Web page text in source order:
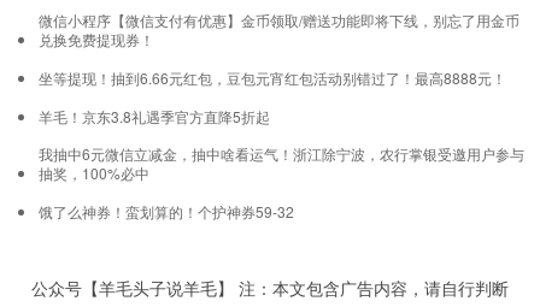
微信小程序【微信支付有优惠】金币领取/赠送功能即将下线，别忘了用金币
兑换免费提现券！
坐等提现！抽到6.66元红包，豆包元宵红包活动别错过了！最高8888元！
羊毛！京东3.8礼遇季官方直降5折起
我抽中6元微信立减金，抽中啥看运气！浙江除宁波，农行掌银受邀用户参与
抽奖，100%必中
饿了么神券！蛮划算的！个护神券59-32
公众号【羊毛头子说羊毛】 注：本文包含广告内容，请自行判断